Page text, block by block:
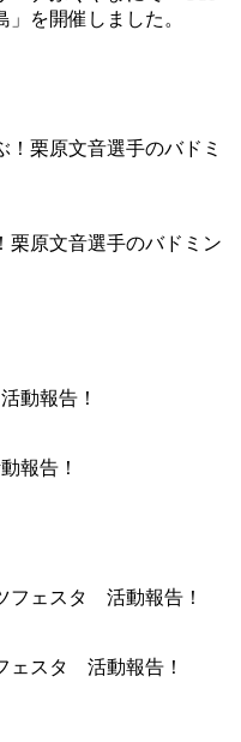
を開催しました。
栗原文音選手のバドミン
報告！
ェスタ 活動報告！